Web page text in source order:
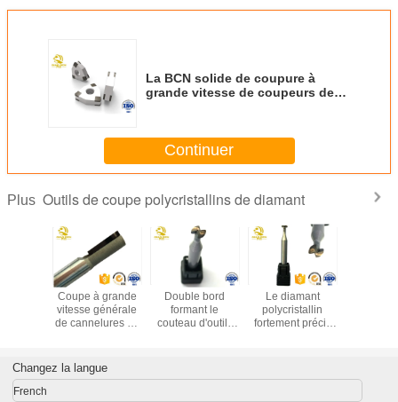
La BCN solide de coupure à
grande vitesse de coupeurs de
Continuer
Plus Outils de coupe polycristallins de diamant
des
Coupe à grande
vitesse générale
de cannelures de
de machines-
outilles à
Double bord
formant le
couteau d'outils
Le diamant
polycristallin
fortement précis
Changez la langue
French